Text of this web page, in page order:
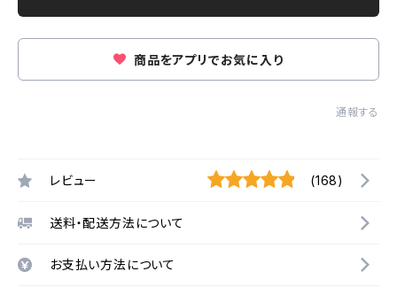
商品をアプリでお気に入り
通報する
レビュー (168)
送料・配送方法について
お支払い方法について